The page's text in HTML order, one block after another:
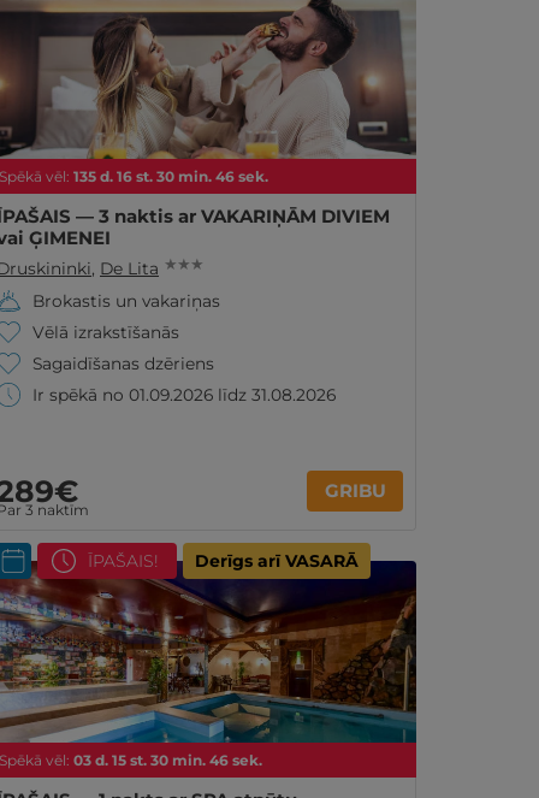
Spēkā vēl: 135 d. 16 st. 30 min. 44 sek.
— 3 naktis ar VAKARIŅĀM DIVIEM
ĢIMENEI
, De Lita ★ ★ ★
Brokastis un vakariņas
Vēlā izrakstīšanās
Sagaidīšanas dzēriens
Ir spēkā no 01.09.2026 līdz 31.08.2026
3 naktīm
GRIBU
Spēkā vēl: 03 d. 15 st. 30 min. 44 sek.
ĪPAŠAIS! Derīgs arī VASARĀ